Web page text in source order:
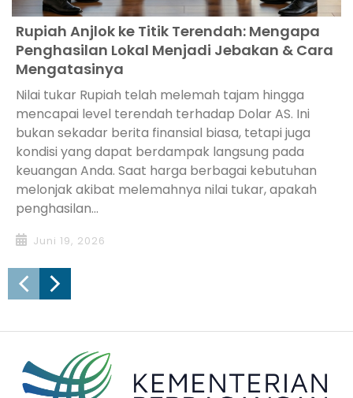
Rupiah Anjlok ke Titik Terendah: Mengapa
Penghasilan Lokal Menjadi Jebakan & Cara
Mengatasinya
Nilai tukar Rupiah telah melemah tajam hingga
mencapai level terendah terhadap Dolar AS. Ini
bukan sekadar berita finansial biasa, tetapi juga
kondisi yang dapat berdampak langsung pada
keuangan Anda. Saat harga berbagai kebutuhan
melonjak akibat melemahnya nilai tukar, apakah
penghasilan...
Juni 19, 2026